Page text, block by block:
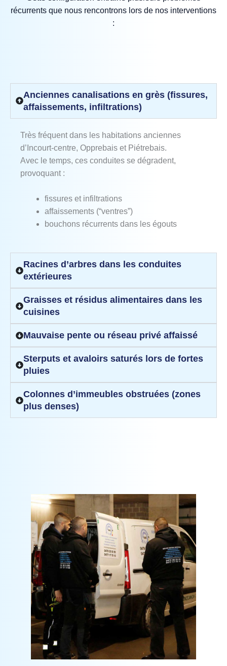
récurrents que nous rencontrons lors de nos interventions
:
Anciennes canalisations en grès (fissures,
affaissements, infiltrations)
Très fréquent dans les habitations anciennes
d’Incourt‑centre, Opprebais et Piétrebais.
Avec le temps, ces conduites se dégradent,
provoquant :
fissures et infiltrations
affaissements (“ventres”)
bouchons récurrents dans les égouts
Racines d’arbres dans les conduites
extérieures
Graisses et résidus alimentaires dans les
cuisines
Mauvaise pente ou réseau privé affaissé
Sterputs et avaloirs saturés lors de fortes
pluies
Colonnes d’immeubles obstruées (zones
plus denses)